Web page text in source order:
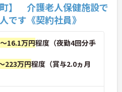
町】 介護老人保健施設で
です《契約社員》
16.1万円程度（夜勤4回分手
223万円程度（賞与2.0ヵ月